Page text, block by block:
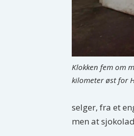
Klokken fem om
kilometer øst for
selger, fra et
men at